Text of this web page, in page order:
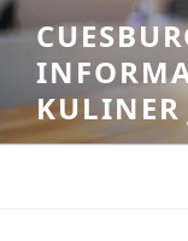
Skip
to
content
KULINER